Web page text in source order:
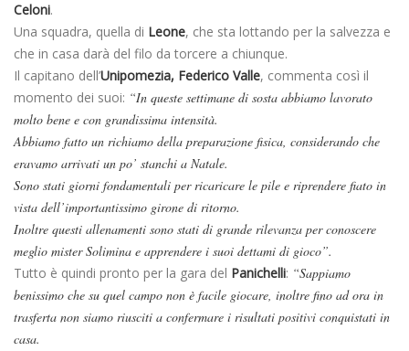
Celoni.
Una squadra, quella di Leone, che sta lottando per la salvezza e
che in casa darà del filo da torcere a chiunque.
Il capitano dell’Unipomezia, Federico Valle, commenta così il
momento dei suoi: “In queste settimane di sosta abbiamo lavorato
molto bene e con grandissima intensità.
Abbiamo fatto un richiamo della preparazione fisica, considerando che
eravamo arrivati un po’ stanchi a Natale.
Sono stati giorni fondamentali per ricaricare le pile e riprendere fiato in
vista dell’importantissimo girone di ritorno.
Inoltre questi allenamenti sono stati di grande rilevanza per conoscere
meglio mister Solimina e apprendere i suoi dettami di gioco”.
Tutto è quindi pronto per la gara del Panichelli: “Sappiamo
benissimo che su quel campo non è facile giocare, inoltre fino ad ora in
trasferta non siamo riusciti a confermare i risultati positivi conquistati in
casa.